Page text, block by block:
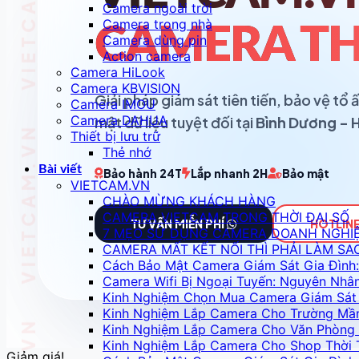
Camera ngoài trời
Camera trong nhà
Camera dùng pin
Action camera
Camera HiLook
Camera KBVISION
Camera IMOU
Camera DAHUA
Thiết bị lưu trữ
Thẻ nhớ
Bài viết
VIETCAM.VN
CHÀO MỪNG KHÁCH HÀNG
CAMERA VIETCAM TRONG THỜI ĐẠI SỐ
7 MẸO SỬ DỤNG CAMERA DOANH
CAMERA MẤT KẾT NỐI THÌ PHẢI LÀM
Cách Bảo Mật Camera Giám Sát Gia
Camera Wifi Bị Ngoại Tuyến: Nguyên
Kinh Nghiệm Chọn Mua Camera Giám
Kinh Nghiệm Lắp Camera Cho Trường
Kinh Nghiệm Lắp Camera Cho Văn
Kinh Nghiệm Lắp Camera Cho Shop Thời
CAMERA
Giải pháp giám sát tiên tiến, bảo vệ tổ
mật dữ liệu tuyệt đối tại Bình Dương -
Bảo hành 24T Lắp nhanh 2H Bảo mật
TƯ VẤN MIỄN PHÍ